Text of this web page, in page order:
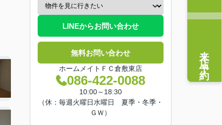
LINEからお問い合わせ
無料お問い合わせ
ホームメイトＦＣ倉敷東店
086-422-0088
10:00～18:30
（休：毎週火曜日水曜日 夏季・冬季・
ＧＷ）
来店予約